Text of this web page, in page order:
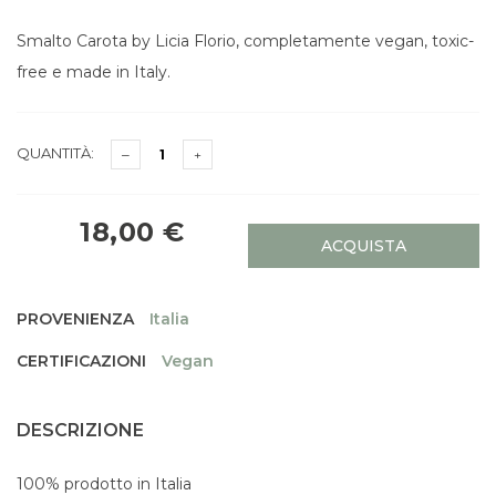
Smalto Carota by Licia Florio, completamente vegan, toxic-
free e made in Italy.
QUANTITÀ:
18,00 € ACQUISTA
PROVENIENZA Italia
CERTIFICAZIONI Vegan
DESCRIZIONE
100% prodotto in Italia